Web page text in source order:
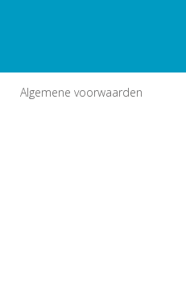
Algemene voorwaarden